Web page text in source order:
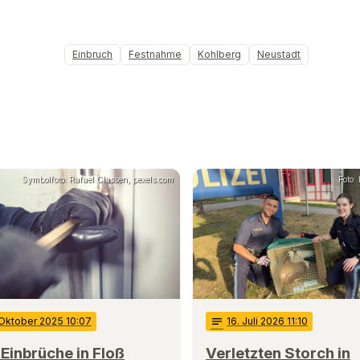
Einbruch Festnahme Kohlberg Neustadt
Symbolfoto: Rafael Classen, pexels.com
2025 10:07
in Floß
Foto:
notes 16. Juli 2026 11:10
Verletzten Storch in